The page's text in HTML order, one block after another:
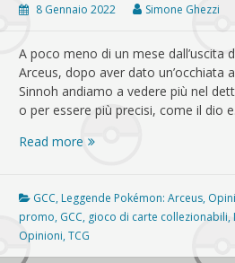
8 Gennaio 2022 Simone Ghezzi
A poco meno di un mese dall’uscita
Arceus, dopo aver dato un’occhiata
Sinnoh andiamo a vedere più nel
o per essere più precisi, come il dio
Read more Arceus
di
Carte
Collezionabili
Pokémon
GCC, Leggende Pokémon: Arceus,
promo, GCC, gioco di carte collezionabili,
Opinioni,TCG